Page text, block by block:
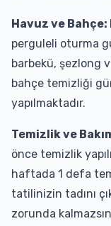
Havuz ve Bahçe:
perguleli oturma
barbekü, şezlong
bahçe temizliği
yapılmaktadır.
Temizlik ve
önce temizlik
haftada 1 defa
tatilinizin tadını
zorunda